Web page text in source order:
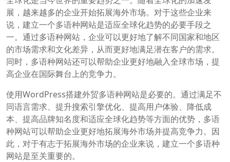
展，越来越多的企业开始拓展海外市场。对于这些企业来
说，建立一个多语种网站是适应全球化趋势的必要手段之
一。通过多语种网站，企业可以更好地了解不同国家和地区
的市场需求和文化差异，从而更好地满足潜在客户的需求。
同时，多语种网站还可以帮助企业更好地融入全球市场，提
高企业在国际舞台上的竞争力。
使用WordPress搭建外贸多语种网站是必要的。通过满足不
同语言需求、提升搜索引擎优化、提高用户体验、降低成
本、提高品牌知名度和适应全球化趋势等方面的优势，多语
种网站可以帮助企业更好地拓展海外市场并提高竞争力。因
此，对于有志于拓展海外市场的企业来说，建立一个多语种
网站是至关重要的。